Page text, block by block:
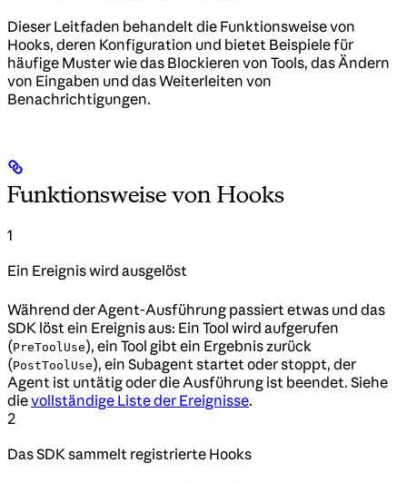
Dieser Leitfaden behandelt die Funktionsweise von
Hooks, deren Konfiguration und bietet Beispiele für
häufige Muster wie das Blockieren von Tools, das Ändern
von Eingaben und das Weiterleiten von
Benachrichtigungen.
Funktionsweise von Hooks
1
Ein Ereignis wird ausgelöst
Während der Agent-Ausführung passiert etwas und das
SDK löst ein Ereignis aus: Ein Tool wird aufgerufen
(PreToolUse), ein Tool gibt ein Ergebnis zurück
(PostToolUse), ein Subagent startet oder stoppt, der
Agent ist untätig oder die Ausführung ist beendet. Siehe
dievollständige Liste der Ereignisse.
2
Das SDK sammelt registrierte Hooks